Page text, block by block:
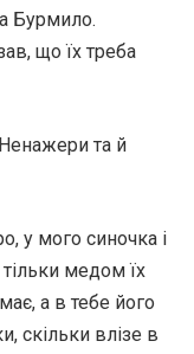
Бурмило.
що їх треба
та й
у мого синочка і
медом їх
а в тебе його
скільки влізе в